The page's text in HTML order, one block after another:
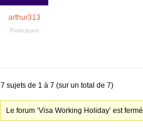
arthur313
Participant
7 sujets de 1 à 7 (sur un total de 7)
Le forum ‘Visa Working Holiday’ est